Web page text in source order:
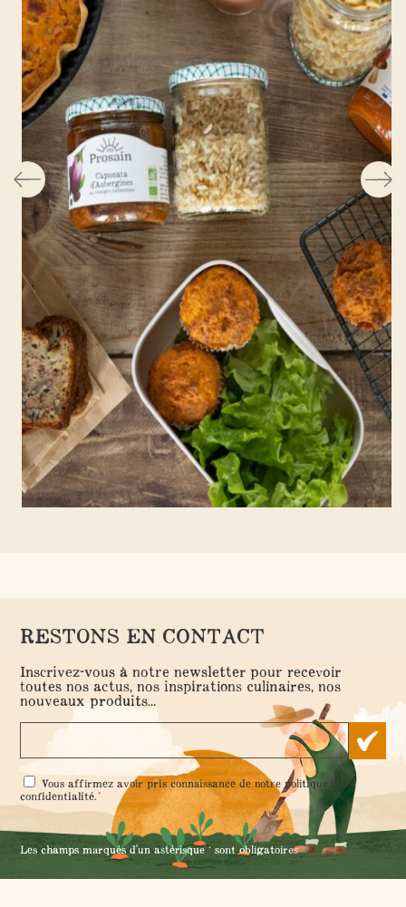
RESTONS EN CONTACT
Inscrivez-vous à notre newsletter pour recevoir
toutes nos actus, nos inspirations culinaires, nos
nouveaux produits...
RGPD
*
Vous affirmez avoir pris connaissance de notrepolitique de
confidentialité.*
Les champs marqués d'un astérisque * sont obligatoires